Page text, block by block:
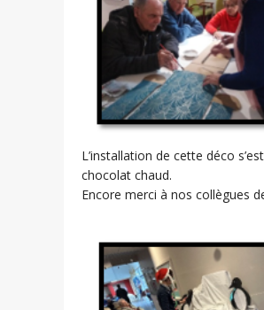
L’installation de cette déco
chocolat chaud.
Encore merci à nos collègues